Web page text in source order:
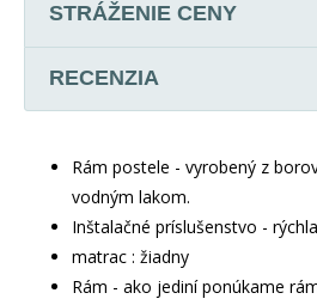
STRÁŽENIE CENY
RECENZIA
Rám postele - vyrobený z
vodným lakom.
Inštalačné príslušenstvo -
matrac : žiadny
Rám - ako jediní ponúkame